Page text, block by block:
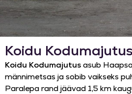
Koidu Kodumajutus
Koidu Kodumajutusasub
männimetsas ja sobib vaikseks
Paralepa rand jäävad 1,5 km